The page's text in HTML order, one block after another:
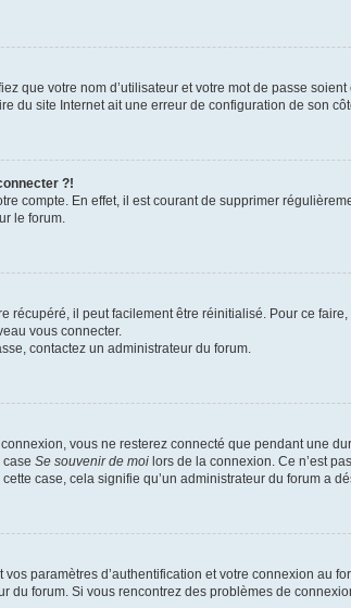
que votre nom d’utilisateur et votre mot de passe
du site Internet ait une erreur de configuration de son
?!
compte. En effet, il est courant de supprimer
le forum.
récupéré, il peut facilement être réinitialisé. Pour ce
vous connecter.
contactez un administrateur du forum.
connexion, vous ne resterez connecté que pendant une
Se souvenir de moi lors de la connexion. Ce n’est
case, cela signifie qu’un administrateur du forum a
paramètres d’authentification et votre connexion au
du forum. Si vous rencontrez des problèmes de